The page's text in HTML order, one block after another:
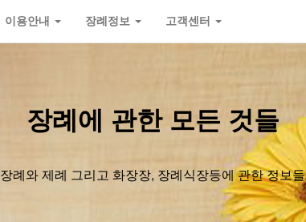
이용안내 장례정보 고객센터
장례에 관한 모든 것들
장례와 제례 그리고 화장장, 장례식장등에 관한 정보들